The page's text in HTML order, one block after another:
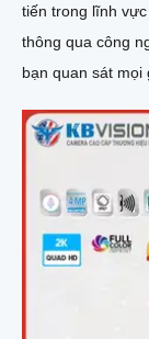
tiến trong lĩnh vực giám sát an
thông qua công
bạn quan sát mọi